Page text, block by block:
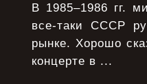
В 1985–1986 гг.
все-таки СССР
рынке. Хорошо
концерте в ...